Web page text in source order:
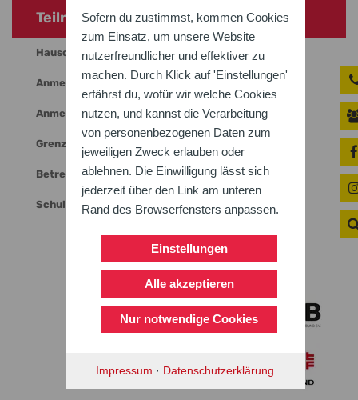
Sofern du zustimmst, kommen Cookies
zum Einsatz, um unsere Website
nutzerfreundlicher und effektiver zu
machen. Durch Klick auf 'Einstellungen'
erfährst du, wofür wir welche Cookies
nutzen, und kannst die Verarbeitung
von personenbezogenen Daten zum
jeweiligen Zweck erlauben oder
ablehnen. Die Einwilligung lässt sich
jederzeit über den Link am unteren
Rand des Browserfensters anpassen.
Einstellungen
Alle akzeptieren
Nur notwendige Cookies
Impressum · Datenschutzerklärung
Teilnahme
Hausordnung Übernachtungsquartiere
Anmeldung über GymNet
Anmeldung
Grenzübertritt
Betreuerschlüssel
Schulbefreiung/Sonderurlaub